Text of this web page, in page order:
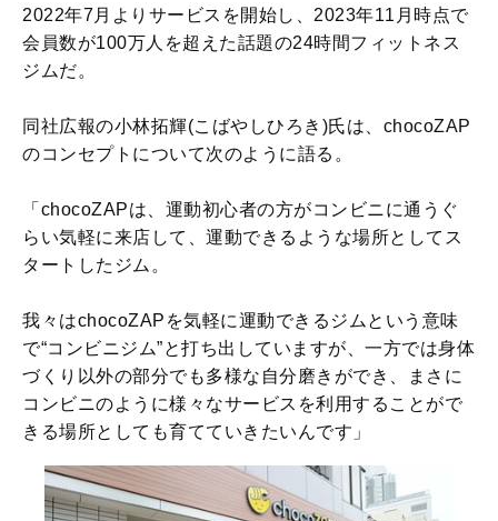
2022年7月よりサービスを開始し、2023年11月時点で
会員数が100万人を超えた話題の24時間フィットネス
ジムだ。
同社広報の小林拓輝(こばやしひろき)氏は、chocoZAP
のコンセプトについて次のように語る。
「chocoZAPは、運動初心者の方がコンビニに通うぐ
らい気軽に来店して、運動できるような場所としてス
タートしたジム。
我々はchocoZAPを気軽に運動できるジムという意味
で“コンビニジム”と打ち出していますが、一方では身体
づくり以外の部分でも多様な自分磨きができ、まさに
コンビニのように様々なサービスを利用することがで
きる場所としても育てていきたいんです」